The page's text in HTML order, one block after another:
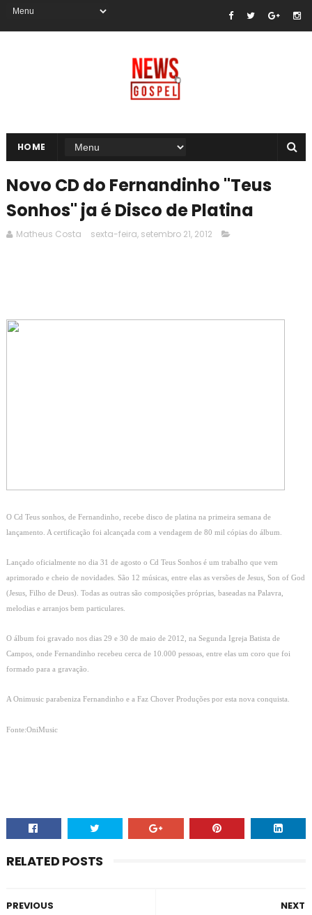
HOME
Novo CD do Fernandinho "Teus
Sonhos" ja é Disco de Platina
Matheus Costa sexta-feira, setembro 21, 2012
O Cd Teus sonhos, de Fernandinho, recebe disco de platina na primeira semana de
lançamento. A certificação foi alcançada com a vendagem de 80 mil cópias do álbum.
Lançado oficialmente no dia 31 de agosto o Cd Teus Sonhos é um trabalho que vem
aprimorado e cheio de novidades. São 12 músicas, entre elas as versões de Jesus, Son of God
(Jesus, Filho de Deus). Todas as outras são composições próprias, baseadas na Palavra,
melodias e arranjos bem particulares.
O álbum foi gravado nos dias 29 e 30 de maio de 2012, na Segunda Igreja Batista de
Campos, onde Fernandinho recebeu cerca de 10.000 pessoas, entre elas um coro que foi
formado para a gravação.
A Onimusic parabeniza Fernandinho e a Faz Chover Produções por esta nova conquista.
Fonte:OniMusic
RELATED POSTS
NEXT
PREVIOUS